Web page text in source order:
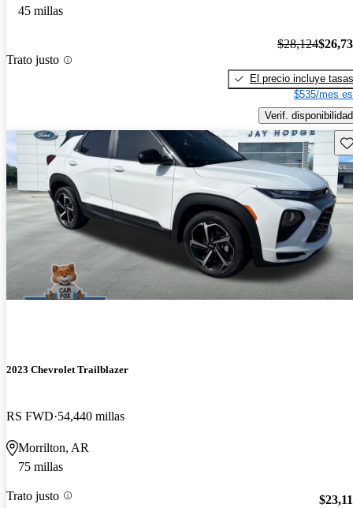
45 millas
Trato justo
$28,124
El precio incluye tasas
$535/mes
Verif. disponibilidad
2023 Chevrolet Trailblazer
RS FWD 54,440 millas
Morrilton, AR
75 millas
Trato justo